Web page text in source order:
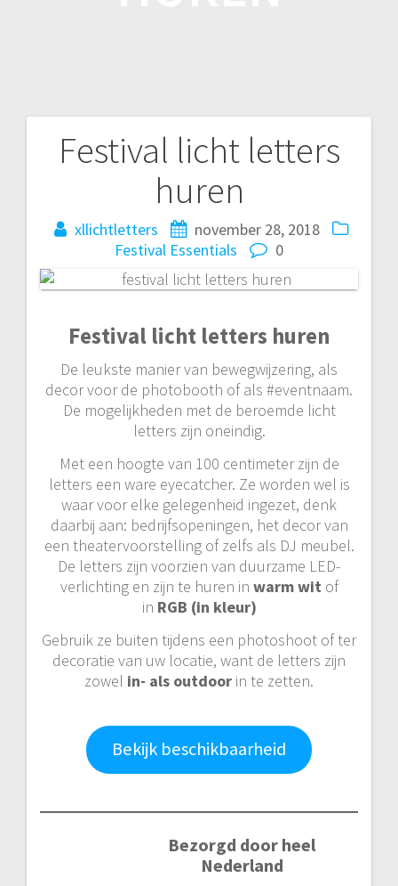
Festival licht letters
huren
xllichtletters
november 28, 2018
Festival Essentials
0
Festival licht letters huren
De leukste manier van bewegwijzering, als
decor voor de photobooth of als #eventnaam.
De mogelijkheden met de beroemde licht
letters zijn oneindig.
Met een hoogte van 100 centimeter zijn de
letters een ware eyecatcher. Ze worden wel is
waar voor elke gelegenheid ingezet, denk
daarbij aan: bedrijfsopeningen, het decor van
een theatervoorstelling of zelfs als DJ meubel.
De letters zijn voorzien van duurzame LED-
verlichting en zijn te huren in warm wit of
in RGB (in kleur)
Gebruik ze buiten tijdens een photoshoot of ter
decoratie van uw locatie, want de letters zijn
zowel in- als outdoor in te zetten.
Bekijk beschikbaarheid
Bezorgd door heel
Nederland
Bericht
navigatie